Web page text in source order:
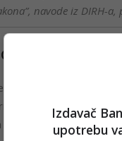
navode iz DIRH-
kazna
poziva DIRH,
rad učenika van
biti kažnjen
Izdavač
upotrebu